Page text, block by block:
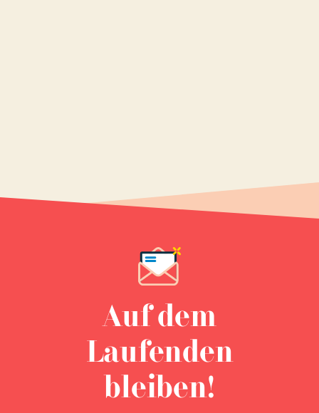
Auf dem
Laufenden
bleiben!